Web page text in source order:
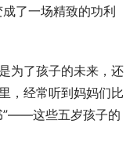
了一场精致的功利
为了孩子的未来，还
，经常听到妈妈们比
”——这些五岁孩子的